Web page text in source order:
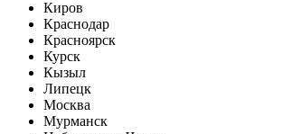
Киров
Краснодар
Красноярск
Курск
Кызыл
Липецк
Москва
Мурманск